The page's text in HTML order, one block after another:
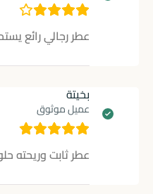
عطر رجالي رائع
بخيتة
عميل موثوق
عطر ثابت وريحته